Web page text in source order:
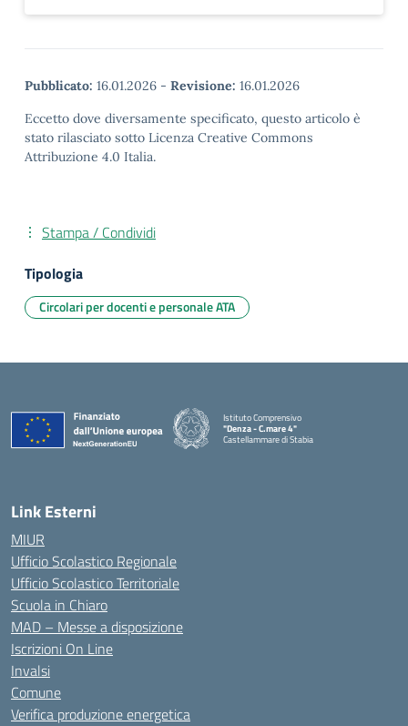
Pubblicato: 16.01.2026 - Revisione: 16.01.2026
Eccetto dove diversamente specificato, questo articolo è
stato rilasciato sotto Licenza Creative Commons
Attribuzione 4.0 Italia.
Stampa / Condividi
Tipologia
Circolari per docenti e personale ATA
Istituto Comprensivo
"Denza - C.mare 4"
Castellammare di Stabia
Link Esterni
MIUR
Ufficio Scolastico Regionale
Ufficio Scolastico Territoriale
Scuola in Chiaro
MAD – Messe a disposizione
Iscrizioni On Line
Invalsi
Comune
Verifica produzione energetica